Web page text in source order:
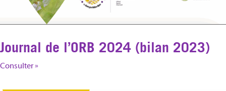
Journal de l’ORB 2024 (bilan 2023)
Consulter »